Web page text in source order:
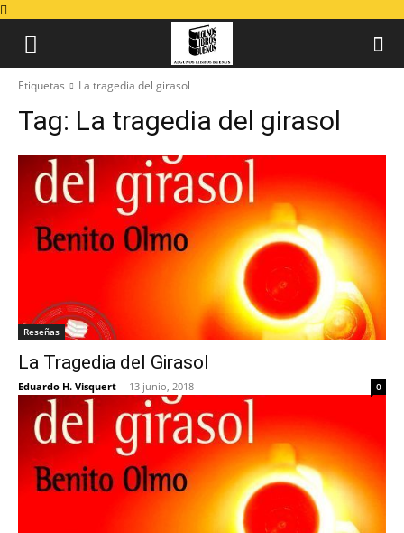
Etiquetas La tragedia del girasol
Tag: La tragedia del girasol
Reseñas
La Tragedia del Girasol
Eduardo H. Visquert - 13 junio, 2018 0